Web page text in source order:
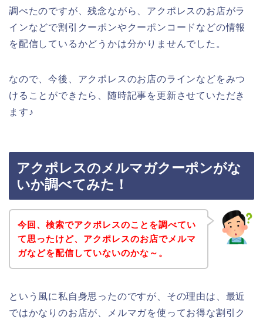
調べたのですが、残念ながら、アクポレスのお店がラ
インなどで割引クーポンやクーポンコードなどの情報
を配信しているかどうかは分かりませんでした。
なので、今後、アクポレスのお店のラインなどをみつ
けることができたら、随時記事を更新させていただき
ます♪
アクポレスのメルマガクーポンがな
いか調べてみた！
今回、検索でアクポレスのことを調べてい
て思ったけど、アクポレスのお店でメルマ
ガなどを配信していないのかな～。
という風に私自身思ったのですが、その理由は、最近
ではかなりのお店が、メルマガを使ってお得な割引ク